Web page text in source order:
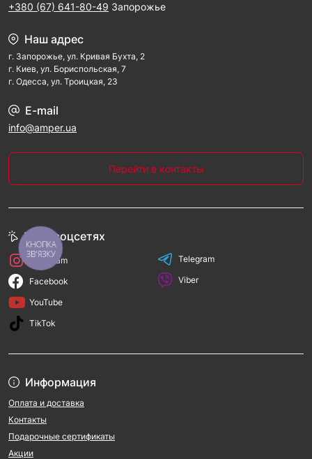
+380 (67) 641-80-49 Запорожье
Наш адрес
г. Запорожье, ул. Кривая Бухта, 2
г. Киев, ул. Бориспольская, 7
г. Одесса, ул. Троицкая, 23
E-mail
info@amper.ua
Перейти в контакты
Информация
Оплата и доставка
Контакты
Подарочные сертификаты
Акции
Мы в соцсетях
Instagram
Facebook
YouTube
TikTok
Telegram
Viber
КНОПКА
ЗВ'ЯЗКУ